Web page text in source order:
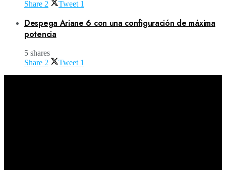
Share 2 Tweet 1
Despega Ariane 6 con una configuración de máxima
potencia
5 shares
Share 2 Tweet 1